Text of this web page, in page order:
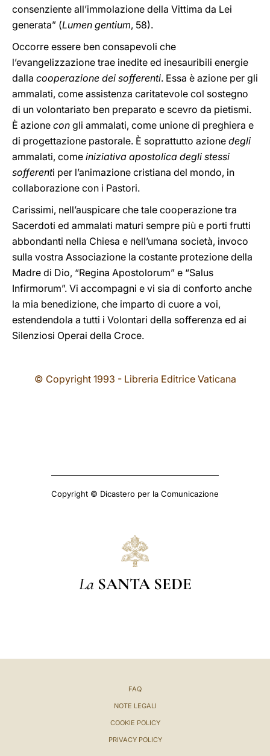
consenziente all’immolazione della Vittima da Lei
generata” (Lumen gentium, 58).
Occorre essere ben consapevoli che
l’evangelizzazione trae inedite ed inesauribili energie
dalla cooperazione dei sofferenti. Essa è azione per gli
ammalati, come assistenza caritatevole col sostegno
di un volontariato ben preparato e scevro da pietismi.
È azione con gli ammalati, come unione di preghiera e
di progettazione pastorale. È soprattutto azione degli
ammalati, come iniziativa apostolica degli stessi
sofferenti per l’animazione cristiana del mondo, in
collaborazione con i Pastori.
Carissimi, nell’auspicare che tale cooperazione tra
Sacerdoti ed ammalati maturi sempre più e porti frutti
abbondanti nella Chiesa e nell’umana società, invoco
sulla vostra Associazione la costante protezione della
Madre di Dio, “Regina Apostolorum” e “Salus
Infirmorum”. Vi accompagni e vi sia di conforto anche
la mia benedizione, che imparto di cuore a voi,
estendendola a tutti i Volontari della sofferenza ed ai
Silenziosi Operai della Croce.
© Copyright 1993 - Libreria Editrice Vaticana
Copyright © Dicastero per la Comunicazione
La SANTA SEDE
FAQ
NOTE LEGALI
COOKIE POLICY
PRIVACY POLICY